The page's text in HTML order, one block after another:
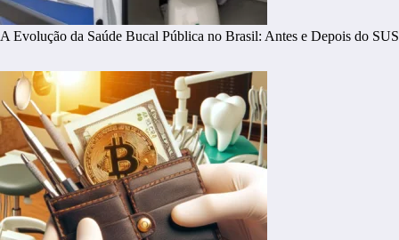
A Evolução da Saúde Bucal Pública no Brasil: Antes e Depois do SUS